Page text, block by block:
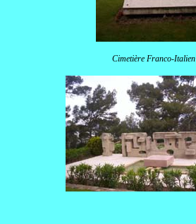
Cimetière Franco-Italien